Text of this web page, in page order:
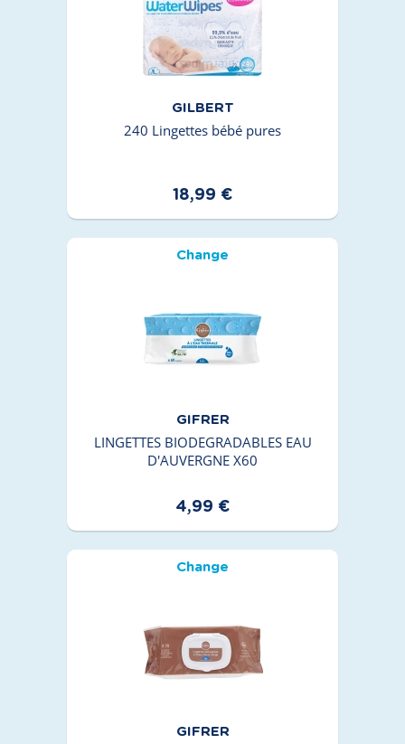
GILBERT
240 Lingettes bébé pures
18,99 €
Change
GIFRER
LINGETTES BIODEGRADABLES EAU
D'AUVERGNE X60
4,99 €
Change
GIFRER